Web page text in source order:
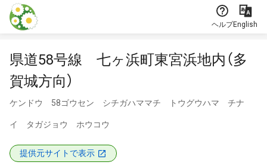
本文に飛ぶ
ヘルプEnglish
県道58号線 七ヶ浜町東宮浜地内（多
賀城方向）
ケンドウ 58ゴウセン シチガハママチ トウグウハマ チナ
イ タガジョウ ホウコウ
提供元サイトで表示